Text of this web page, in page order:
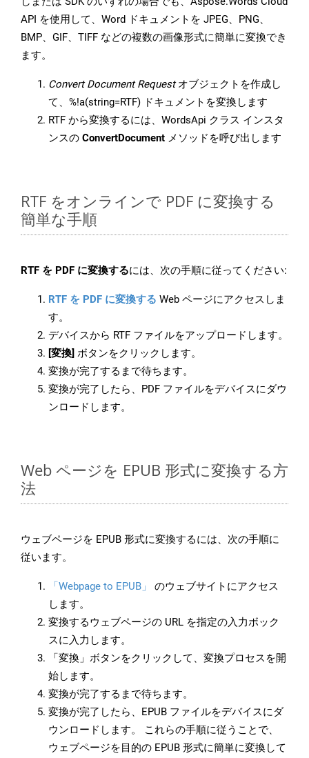
API を使用して、Word ドキュメントを JPEG、PNG、
BMP、GIF、TIFF などの複数の画像形式に簡単に変換でき
ます。
Convert Document Requestオブジェクトを作成し
て、%!a(string=RTF) ドキュメントを変換します
RTF から変換するには、WordsApi クラス インスタ
ンスの ConvertDocument メソッドを呼び出します
RTF をオンラインで PDF に変換する
簡単な手順
RTF を PDF に変換するには、次の手順に従ってください:
RTF を PDF に変換する Web ページにアクセスしま
す。
デバイスから RTF ファイルをアップロードします。
[変換] ボタンをクリックします。
変換が完了するまで待ちます。
変換が完了したら、PDF ファイルをデバイスにダウ
ンロードします。
Web ページを EPUB 形式に変換する方
法
ウェブページを EPUB 形式に変換するには、次の手順に
従います。
「Webpage to EPUB」
のウェブサイトにアクセス
します。
変換するウェブページの URL を指定の入力ボック
スに入力します。
「変換」ボタンをクリックして、変換プロセスを開
始します。
変換が完了するまで待ちます。
変換が完了したら、EPUB ファイルをデバイスにダ
ウンロードします。 これらの手順に従うことで、
ウェブページを目的の EPUB 形式に簡単に変換して